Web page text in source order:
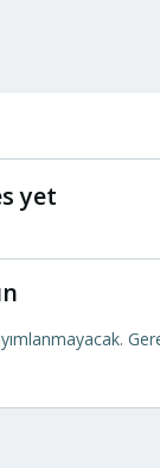
yet